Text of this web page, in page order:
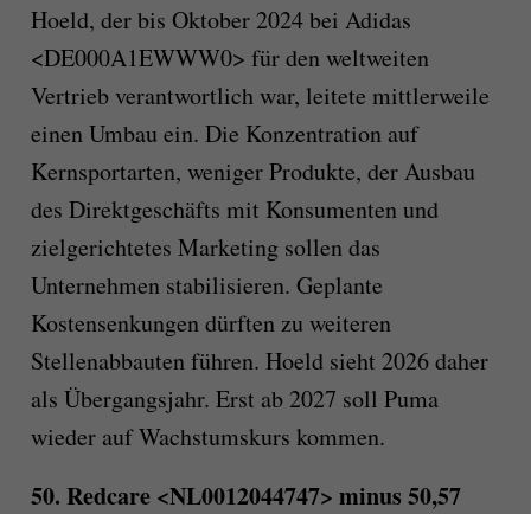
Hoeld, der bis Oktober 2024 bei Adidas
<DE000A1EWWW0> für den weltweiten
Vertrieb verantwortlich war, leitete mittlerweile
einen Umbau ein. Die Konzentration auf
Kernsportarten, weniger Produkte, der Ausbau
des Direktgeschäfts mit Konsumenten und
zielgerichtetes Marketing sollen das
Unternehmen stabilisieren. Geplante
Kostensenkungen dürften zu weiteren
Stellenabbauten führen. Hoeld sieht 2026 daher
als Übergangsjahr. Erst ab 2027 soll Puma
wieder auf Wachstumskurs kommen.
50. Redcare <NL0012044747> minus 50,57